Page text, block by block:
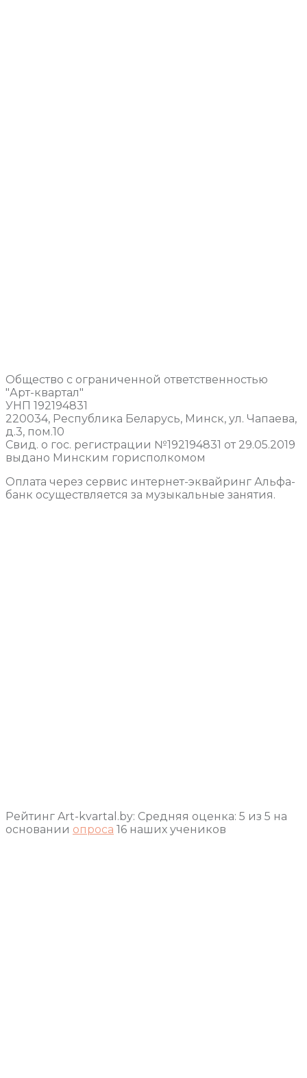
Общество с ограниченной ответственностью
"Арт-квартал"
УНП 192194831
220034, Республика Беларусь, Минск, ул. Чапаева,
д.3, пом.10
Свид. о гос. регистрации №192194831 от 29.05.2019
выдано Минским горисполкомом
Оплата через сервис интернет-эквайринг Альфа-
банк осуществляется за музыкальные занятия.
Рейтинг Art-kvartal.by: Средняя оценка: 5 из 5 на
основании опроса 16 наших учеников